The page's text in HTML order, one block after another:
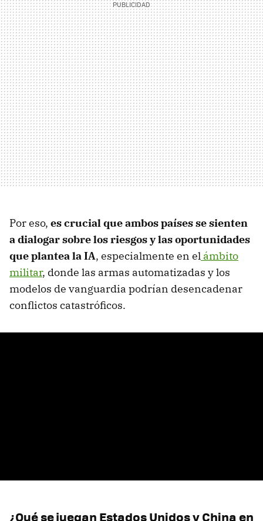
Por eso, es crucial que ambos países se sienten
a dialogar sobre los riesgos y las oportunidades
que plantea la IA, especialmente en el ámbito
militar, donde las armas automatizadas y los
modelos de vanguardia podrían desencadenar
conflictos catastróficos.
¿Qué se juegan Estados Unidos y China en